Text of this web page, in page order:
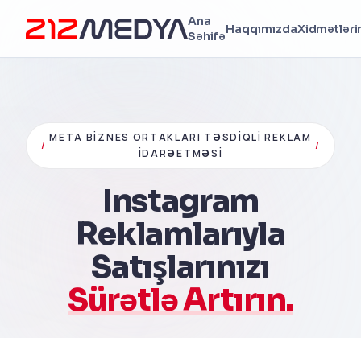
Ana
Səhifə
Haqqımızda
/
META BIZNES ORTAKLARI TƏSDIQLI REKLAM
İDARƏETMƏSI
/
Instagram
Reklamlarıyla
Satışlarınızı
Sürətlə Artırın.